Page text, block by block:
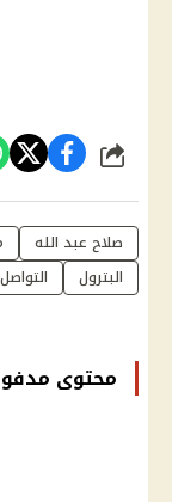
شارك
صلاح عبد الله
البترول
محتوى